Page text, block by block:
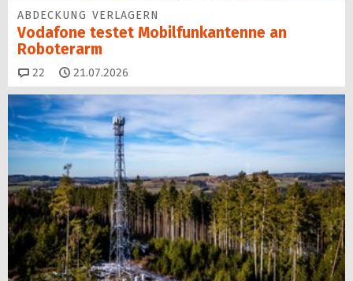
ABDECKUNG VERLAGERN
Vodafone testet Mobilfunk­antenne an
Roboterarm
22 Kommentare
21.07.2026